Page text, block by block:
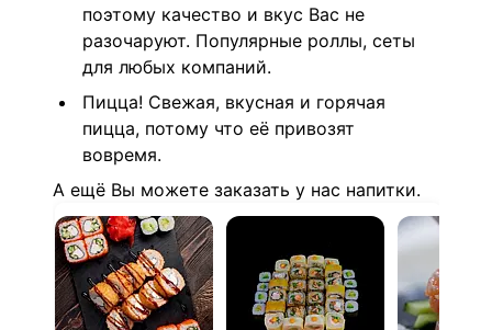
поэтому качество и вкус Вас не
разочаруют. Популярные роллы, сеты
для любых компаний.
Пицца! Свежая, вкусная и горячая
пицца, потому что её привозят
вовремя.
А ещё Вы можете заказать у нас напитки.